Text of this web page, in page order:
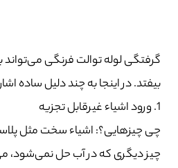
گرفتگی لوله توالت فرنگی می‌تواند
بیفتد. در اینجا به چند دلیل ساده
1. ورود اشیاء غیرقابل تجزیه
چی چیزهایی؟: اشیاء سخت مثل
چیز دیگری که در آب حل نمی‌شود،